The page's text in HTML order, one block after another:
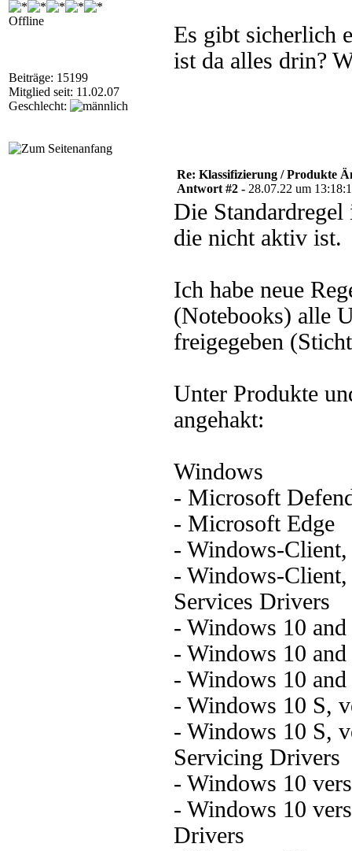
Offline
Beiträge: 15199
Mitglied seit: 11.02.07
Geschlecht:
Es gibt sicherlich
ist da alles drin?
Re: Klassifizierung / Produkte
Antwort #2 - 28.07.22 um
Die Standardregel
die nicht aktiv ist.
Ich habe neue
(Notebooks) alle
freigegeben
Unter Produkte
angehakt:
Windows
- Microsoft
- Microsoft Edge
- Windows-
- Windows-
Services Drivers
- Windows 10
- Windows 10
- Windows 10
- Windows 10 S,
- Windows 10 S,
Servicing Drivers
- Windows 10
- Windows 10
Drivers